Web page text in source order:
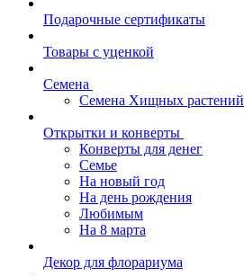
Подарочные сертификаты
Товары с уценкой
Семена
Семена Хищных растений
Открытки и конверты
Конверты для денег
Семье
На новый год
На день рождения
Любимым
На 8 марта
Декор для флорариума